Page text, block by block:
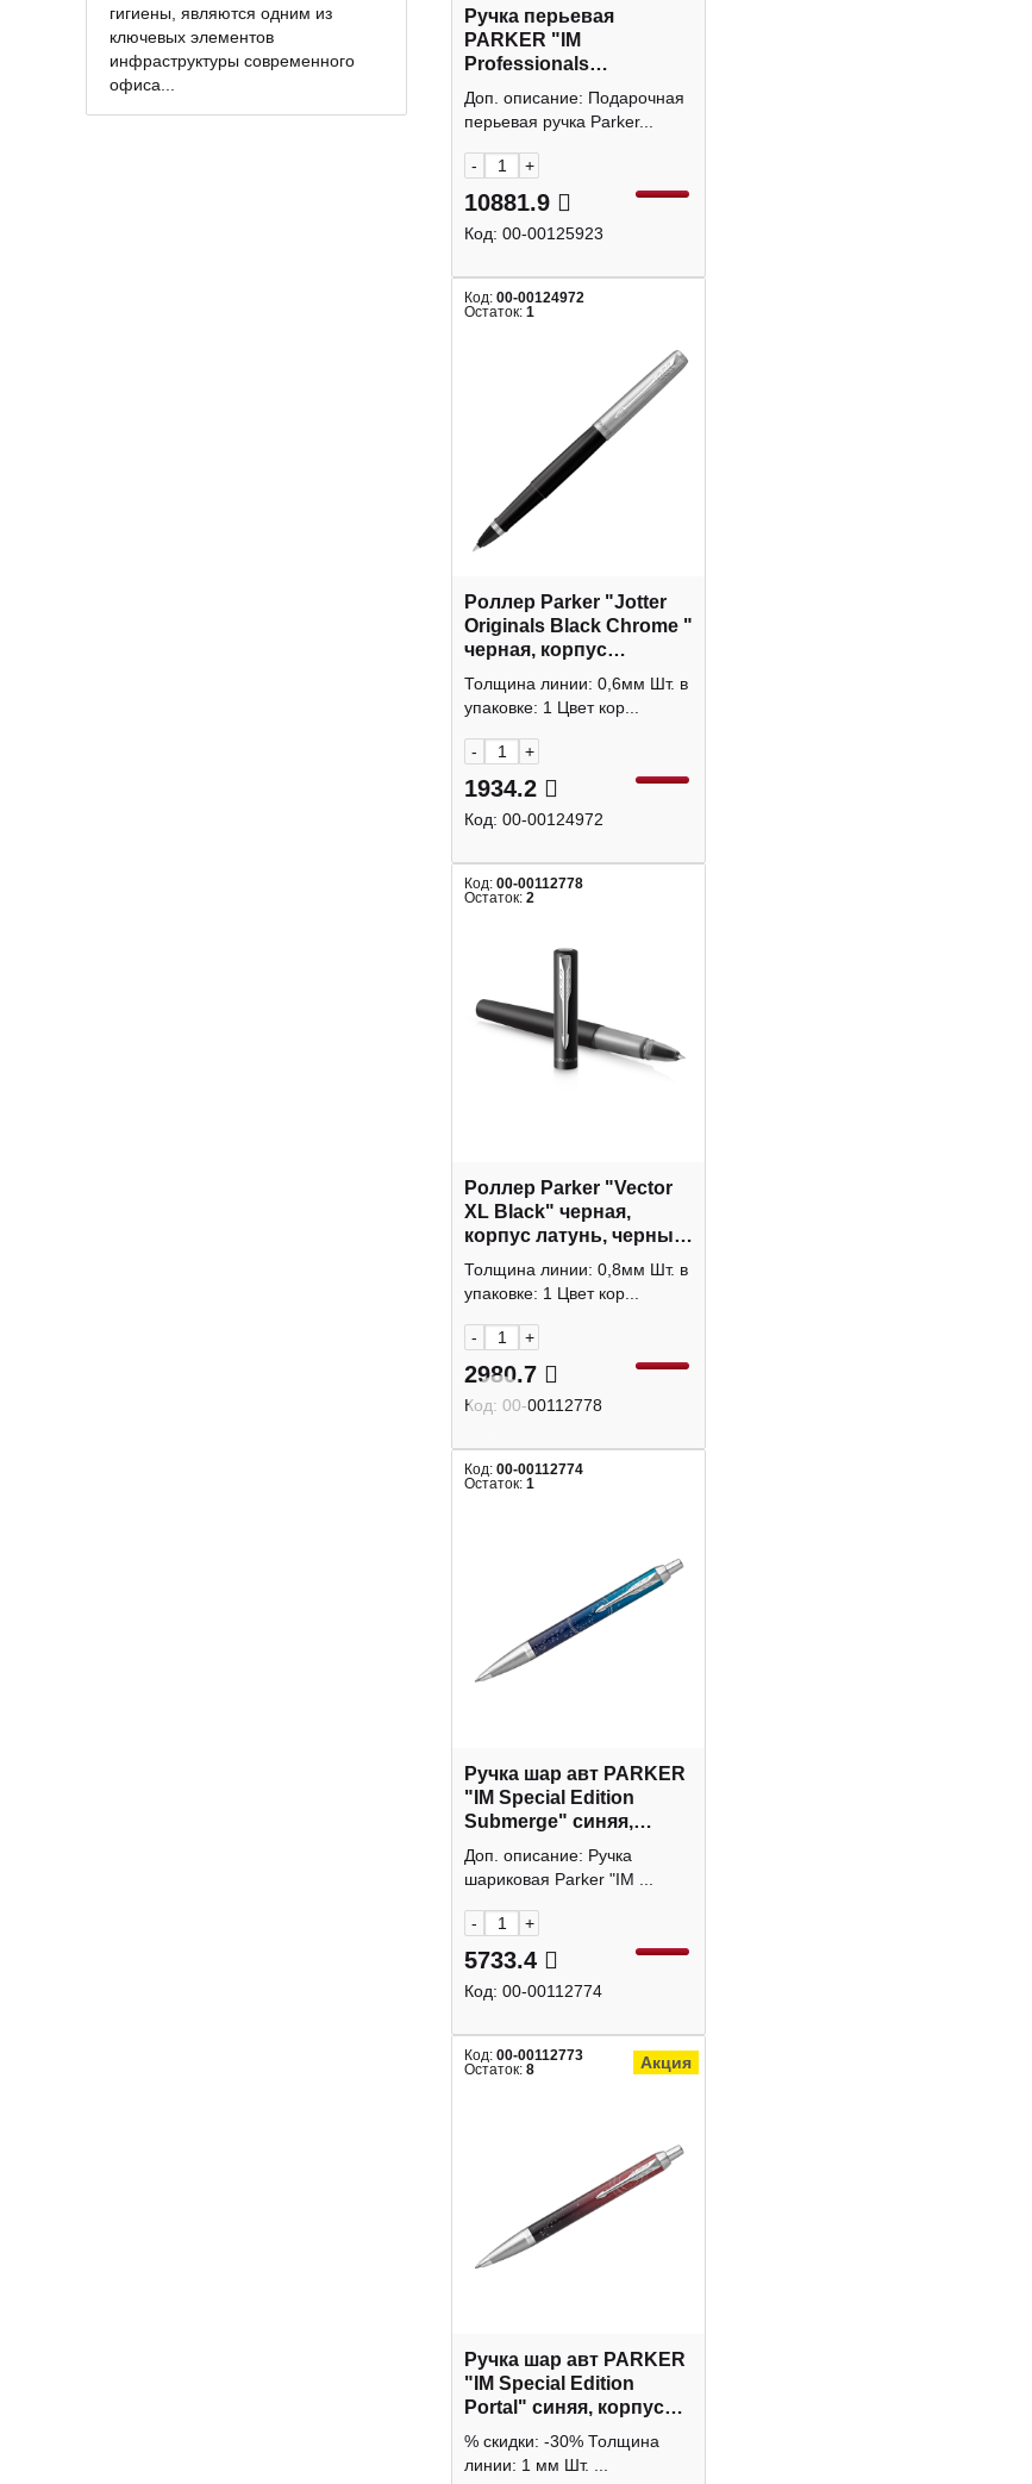
гигиены, являются одним из
ключевых элементов
инфраструктуры современного
офиса...
Ручка перьевая
PARKER "IM
Professionals
Monochrome Titanium"
синий патр., 1,0мм,
нерж.сталь 2172959
Доп. описание: Подарочная
перьевая ручка Parker...
- +
10881.9
Код: 00-00125923
Код: 00-00124972
Остаток: 1
Роллер Parker "Jotter
Originals Black Chrome "
черная, корпус
нерж.сталь/пласт,
черный 0,8мм 2096907
Толщина линии: 0,6мм Шт. в
упаковке: 1 Цвет кор...
- +
1934.2
Код: 00-00124972
Код: 00-00112778
Остаток: 2
Роллер Parker "Vector
XL Black" черная,
корпус латунь, черный
матовый, 0,8мм
2159774
Толщина линии: 0,8мм Шт. в
упаковке: 1 Цвет кор...
- +
2980.7
Код: 00-00112778
Код: 00-00112774
Остаток: 1
Ручка шар авт PARKER
"IM Special Edition
Submerge" синяя,
корпус сталь, 1,0мм
2152991
Доп. описание: Ручка
шариковая Parker "IM ...
- +
5733.4
Код: 00-00112774
Код: 00-00112773
Остаток: 8 Акция
Ручка шар авт PARKER
"IM Special Edition
Portal" синяя, корпус
сталь, 1,0мм 2152998
% скидки: -30% Толщина
линии: 1 мм Шт. ...